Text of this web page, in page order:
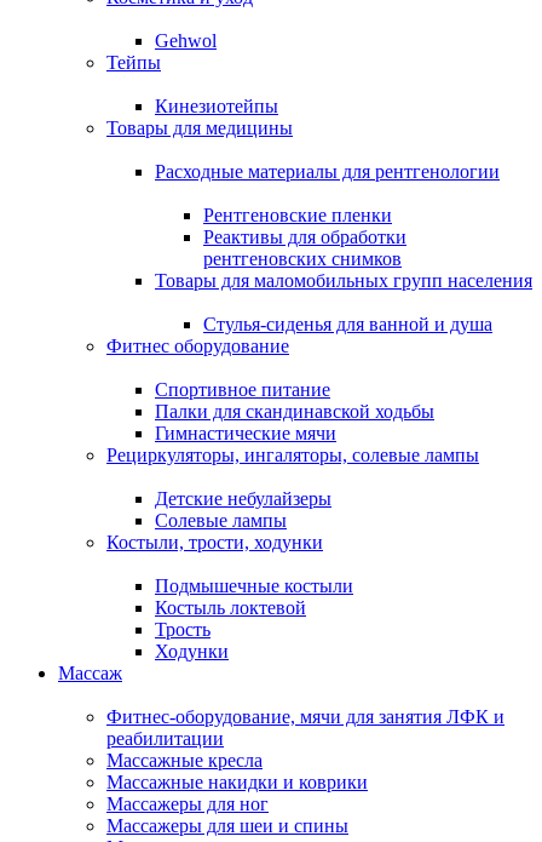
Gehwol
Тейпы
Кинезиотейпы
Товары для медицины
Расходные материалы для рентгенологии
Рентгеновские пленки
Реактивы для обработки
рентгеновских снимков
Товары для маломобильных групп населения
Стулья-сиденья для ванной и душа
Фитнес оборудование
Спортивное питание
Палки для скандинавской ходьбы
Гимнастические мячи
Рециркуляторы, ингаляторы, солевые лампы
Детские небулайзеры
Солевые лампы
Костыли, трости, ходунки
Подмышечные костыли
Костыль локтевой
Трость
Ходунки
Массаж
Фитнес-оборудование, мячи для занятия ЛФК и
реабилитации
Массажные кресла
Массажные накидки и коврики
Массажеры для ног
Массажеры для шеи и спины